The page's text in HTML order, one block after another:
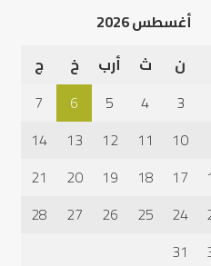
بن سعد: نموذج
الرصيد
المبكرة
..
كيف
نترجم
خبرات
ما
أغسطس 2026
ن ث أرب خ
ج
3
4
5
6
7
10
11
12
13
14
17
18
19
20
21
24
25
26
27
28
31